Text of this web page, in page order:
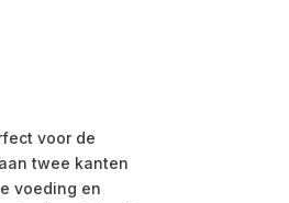
voor de
twee kanten
voeding en